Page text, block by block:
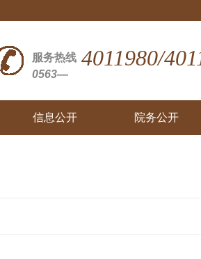
4011980/
服务热线
0563—
信息公开 院务公开